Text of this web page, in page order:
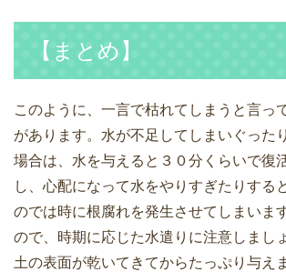
【まとめ】
このように、一言で枯れてしまうと言っ
があります。水が不足してしまいぐった
場合は、水を与えると３０分くらいで復
し、心配になって水をやりすぎたりする
のでは時に根腐れを発生させてしまいま
ので、時期に応じた水遣りに注意しまし
土の表面が乾いてきてからたっぷり与え